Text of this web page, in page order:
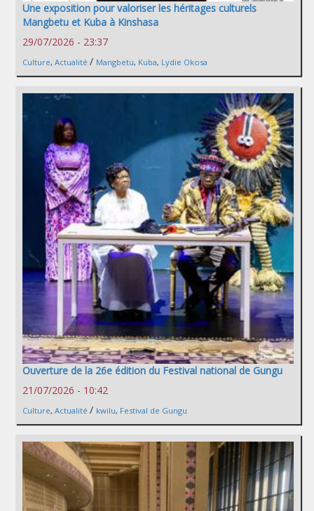
Une exposition pour valoriser les héritages culturels
Mangbetu et Kuba à Kinshasa
29/07/2026 - 23:37
Culture, Actualité / Mangbetu, Kuba, Lydie Okosa
Ouverture de la 26e édition du Festival national de Gungu
21/07/2026 - 10:42
Culture, Actualité / kwilu, Festival de Gungu